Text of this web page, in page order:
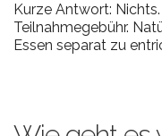
Kurze Antwort:
Teilnahmegebühr.
Essen separat zu